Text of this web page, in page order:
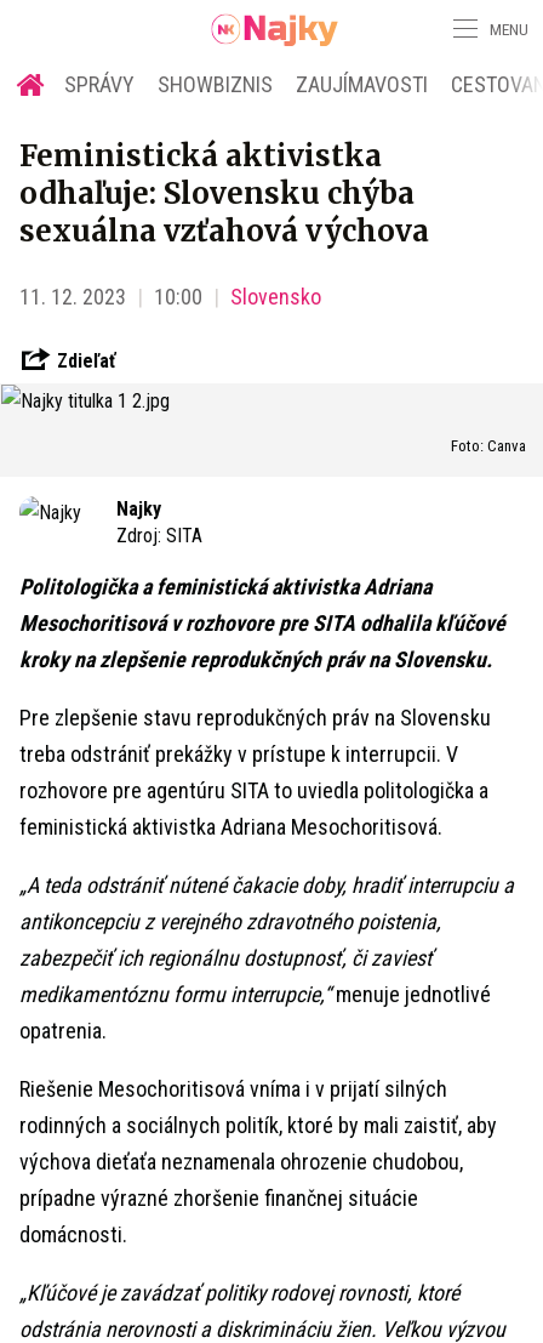
MENU
SPRÁVY SHOWBIZNIS ZAUJÍMAVOSTI
Feministická aktivistka
odhaľuje: Slovensku chýba
sexuálna vzťahová výchova
11. 12. 2023 10:00 Slovensko
Zdieľať
Foto: Canva
Najky
Zdroj: SITA
Politologička a feministická aktivistka Adriana
Mesochoritisová v rozhovore pre SITA odhalila kľúčové
kroky na zlepšenie reprodukčných práv na Slovensku.
Pre zlepšenie stavu reprodukčných práv na Slovensku
treba odstrániť prekážky v prístupe k interrupcii. V
rozhovore pre agentúru SITA to uviedla politologička a
feministická aktivistka Adriana Mesochoritisová.
„A teda odstrániť nútené čakacie doby, hradiť interrupciu a
antikoncepciu z verejného zdravotného poistenia,
zabezpečiť ich regionálnu dostupnosť, či zaviesť
medikamentóznu formu interrupcie,“menuje jednotlivé
opatrenia.
Riešenie Mesochoritisová vníma i v prijatí silných
rodinných a sociálnych politík, ktoré by mali zaistiť, aby
výchova dieťaťa neznamenala ohrozenie chudobou,
prípadne výrazné zhoršenie finančnej situácie
domácnosti.
„Kľúčové je zavádzať politiky rodovej rovnosti, ktoré
odstránia nerovnosti a diskrimináciu žien. Veľkou výzvou